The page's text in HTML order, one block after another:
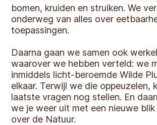
bomen, kruiden en struiken. We
onderweg van alles over
toepassingen.
Daarna gaan we samen ook
waarover we hebben verteld: we
inmiddels licht-beroemde Wilde
elkaar. Terwijl we die oppeuzelen,
laatste vragen nog stellen. En
we je weer uit met een nieuwe blik
over de Natuur.